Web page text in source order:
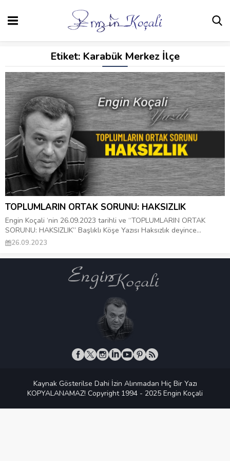
Etiket: Karabük Merkez İlçe
TOPLUMLARIN ORTAK SORUNU: HAKSIZLIK
Engin Koçali ‘nin 26.09.2023 tarihli ve “TOPLUMLARIN ORTAK
SORUNU: HAKSIZLIK” Başlıklı Köşe Yazısı Haksızlık deyince...
26.09.2023
Kaynak Gösterilse Dahi İzin Alınmadan Hiç Bir Yazı
KOPYALANAMAZ! Copyright 1994 - 2025 Engin Koçali